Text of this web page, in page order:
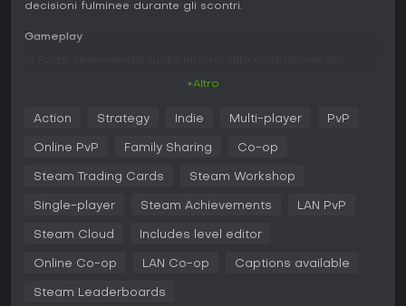
decisioni fulminee durante gli scontri.
Gameplay
reggere armi e difese. Il sistema fisico è cruciale: sezioni mal
costruite crollano sotto il fuoco o per tensioni strutturali.
Le risorse si raccolgono tramite miniere e upgrade di
tecnologico. Questo sblocca nuove armi e abilità,
combattimenti si arma la fortezza con mitragliatrici, missili,
Colpire i punti deboli nemici, come reattori o comandanti, è
vitale per vincere.
+Altro
Action Strategy Indie Multi-player PvP
Online PvP Family Sharing Co-op
Steam Trading Cards Steam Workshop
Single-player Steam Achievements LAN PvP
Steam Cloud Includes level editor
Online Co-op LAN Co-op Captions available
Steam Leaderboards